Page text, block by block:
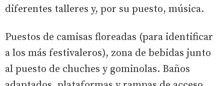
diferentes talleres y, por su puesto, música.
Puestos de camisas floreadas (para identificar
a los más festivaleros), zona de bebidas junto
al puesto de chuches y gominolas. Baños